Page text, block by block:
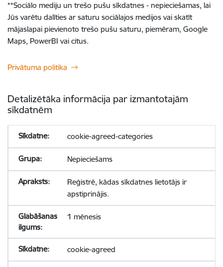
**Sociālo mediju un trešo pušu sīkdatnes - nepieciešamas, lai
Jūs varētu dalīties ar saturu sociālajos medijos vai skatīt
mājaslapai pievienoto trešo pušu saturu, piemēram, Google
Maps, PowerBI vai citus.
Privātuma politika
Detalizētāka informācija par izmantotajām
sīkdatnēm
cookie-agreed-categories
Nepieciešams
Reģistrē, kādas sīkdatnes lietotājs ir
apstiprinājis.
1 mēnesis
cookie-agreed